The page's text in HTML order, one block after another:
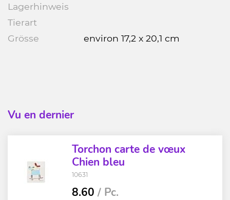
Lagerhinweis
Tierart
Grösse
environ 17,2 x 20,1 cm
Vu en dernier
Torchon carte de vœux
Chien bleu
10631
8.60 / Pc.